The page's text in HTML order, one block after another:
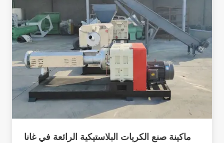
ماكينة صنع الكريات البلاستيكية الرائعة في غانا